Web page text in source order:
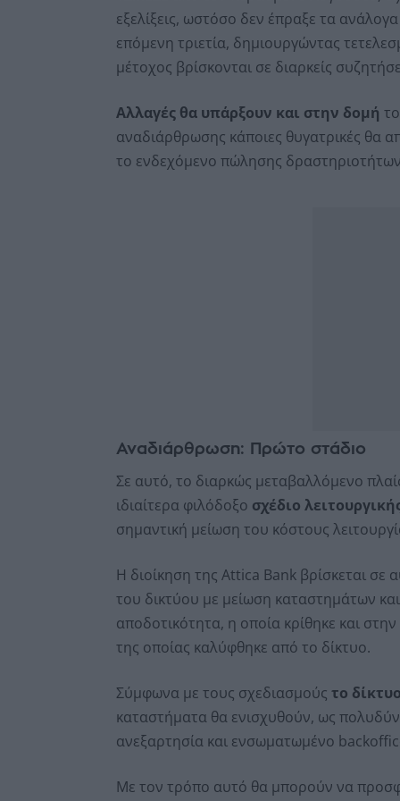
εξελίξεις, ωστόσο δεν έπραξε τα
επόμενη τριετία, δημιουργώντας
μέτοχος βρίσκονται σε διαρκείς
Αλλαγές θα υπάρξουν και στην δομή
αναδιάρθρωσης κάποιες θυγατρικές θα
το ενδεχόμενο πώλησης
Αναδιάρθρωση: Πρώτο στάδιο
Σε αυτό, το διαρκώς μεταβαλλόμενο
ιδιαίτερα φιλόδοξο σχέδιο
σημαντική μείωση του κόστους
Η διοίκηση της Attica Bank βρίσκεται
του δικτύου με μείωση καταστημάτων
αποδοτικότητα, η οποία κρίθηκε και
της οποίας καλύφθηκε από το δίκτυο.
Σύμφωνα με τους σχεδιασμούς το
καταστήματα θα ενισχυθούν, ως
ανεξαρτησία και ενσωματωμένο
Με τον τρόπο αυτό θα μπορούν να